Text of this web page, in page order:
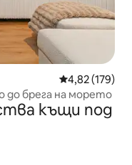
Средна
4,82 (179)
до брега на морето
къщи под